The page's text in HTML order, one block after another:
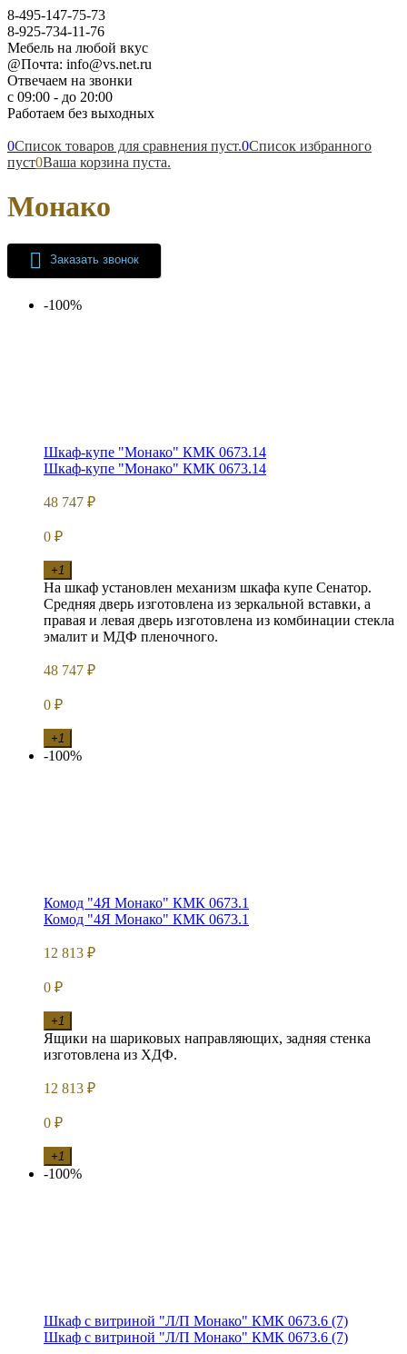
8-495-147-75-73
8-925-734-11-76
Мебель на любой вкус
@Почта: info@vs.net.ru
Отвечаем на звонки
с 09:00 - до 20:00
Работаем без выходных
0Список товаров для сравнения пуст.0Список избранного
пуст0Ваша корзина пуста.
Монако
Заказать звонок
-100%
Шкаф-купе "Монако" КМК 0673.14
Шкаф-купе "Монако" КМК 0673.14
48 747 ₽
0 ₽
+1
На шкаф установлен механизм шкафа купе Сенатор.
Средняя дверь изготовлена из зеркальной вставки, а
правая и левая дверь изготовлена из комбинации стекла
эмалит и МДФ пленочного.
48 747 ₽
0 ₽
+1
-100%
Комод "4Я Монако" КМК 0673.1
Комод "4Я Монако" КМК 0673.1
12 813 ₽
0 ₽
+1
Ящики на шариковых направляющих, задняя стенка
изготовлена из ХДФ.
12 813 ₽
0 ₽
+1
-100%
Шкаф с витриной "Л/П Монако" КМК 0673.6 (7)
Шкаф с витриной "Л/П Монако" КМК 0673.6 (7)